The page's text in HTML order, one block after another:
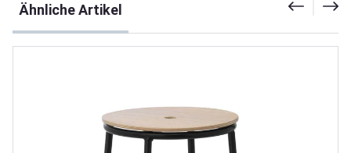
Ähnliche Artikel